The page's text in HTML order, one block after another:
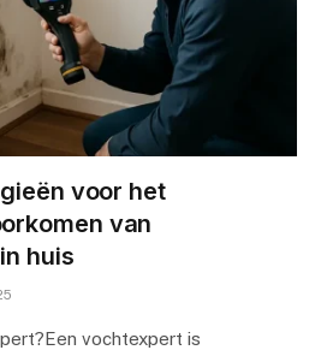
voor het
van
huis
vochtexpert is